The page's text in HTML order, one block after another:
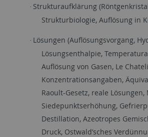
· Strukturaufklärung
Strukturbiologie, Auflösung in
· Lösungen (Auflösungsvorgang,
Lösungsenthalpie,
Auflösung von Gasen, Le
Konzentrationsangaben,
Raoult-Gesetz, reale Lösungen,
Siedepunktserhöhung,
Destillation, Azeotropes
Druck, Ostwald’sches